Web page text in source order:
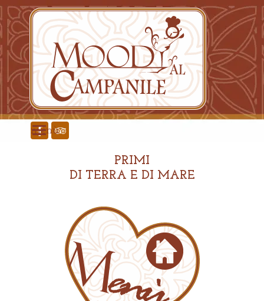
Vai ai contenuti
menù
PRIMI
DI TERRA E DI MARE